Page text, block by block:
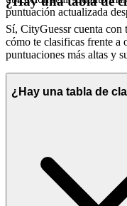
puntuación actualizada
Sí, CityGuessr cuenta con
cómo te clasificas frente a
puntuaciones más altas y
¿Hay una tabla de